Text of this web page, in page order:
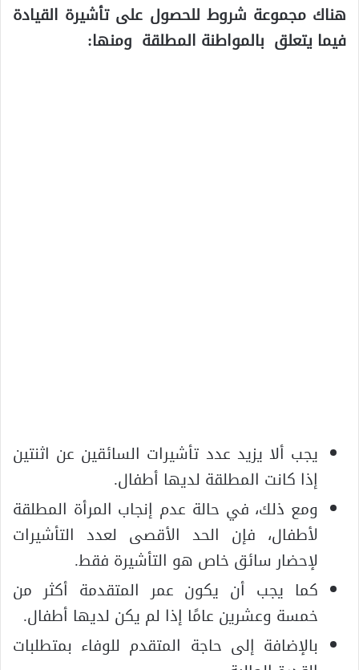
هناك مجموعة شروط للحصول على تأشيرة القيادة
فيما يتعلق بالمواطنة المطلقة ومنها:
يجب ألا يزيد عدد تأشيرات السائقين عن اثنتين
إذا كانت المطلقة لديها أطفال.
ومع ذلك، في حالة عدم إنجاب المرأة المطلقة
لأطفال، فإن الحد الأقصى لعدد التأشيرات
لإحضار سائق خاص هو التأشيرة فقط.
كما يجب أن يكون عمر المتقدمة أكثر من
خمسة وعشرين عامًا إذا لم يكن لديها أطفال.
بالإضافة إلى حاجة المتقدم للوفاء بمتطلبات